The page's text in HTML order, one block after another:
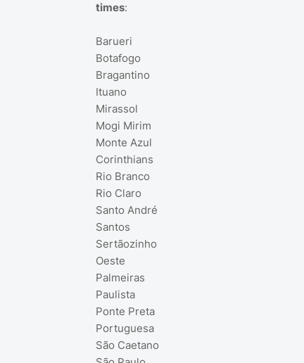
times:
Barueri
Botafogo
Bragantino
Ituano
Mirassol
Mogi Mirim
Monte Azul
Corinthians
Rio Branco
Rio Claro
Santo André
Santos
Sertãozinho
Oeste
Palmeiras
Paulista
Ponte Preta
Portuguesa
São Caetano